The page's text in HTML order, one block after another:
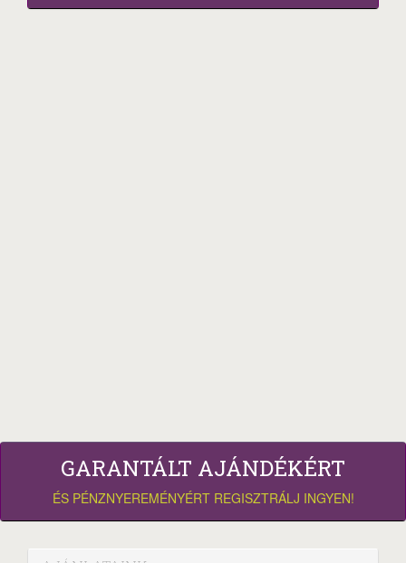
GARANTÁLT AJÁNDÉKÉRT
ÉS PÉNZNYEREMÉNYÉRT REGISZTRÁLJ INGYEN!